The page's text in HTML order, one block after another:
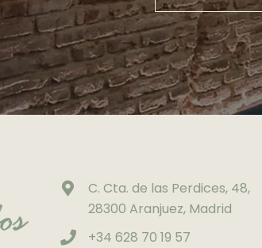
C. Cta. de las Perdices, 48,
28300 Aranjuez, Madrid
+34 628 70 19 57